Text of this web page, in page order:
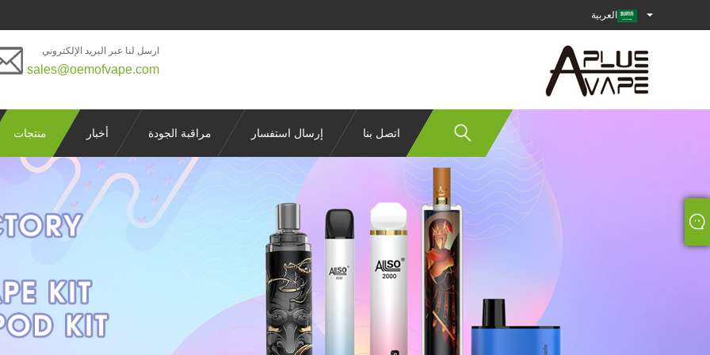
العربية
ارسل لنا عبر البريد الإلكتروني
sales@oemofvape.com
منتجات أخبار مراقبة الجودة إرسال استفسار اتصل بنا